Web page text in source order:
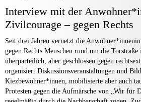
Interview mit der
Zivilcourage – gegen Rechts
Seit drei Jahren vernetzt die
gegen Rechts Menschen rund um die
überparteilich, aber geschlossen gegen
organisiert Diskussionsveranstaltungen und
Kiezbewohner*innen, mobilisierte aber auch
Protesten gegen die Aufmärsche von „Wir für